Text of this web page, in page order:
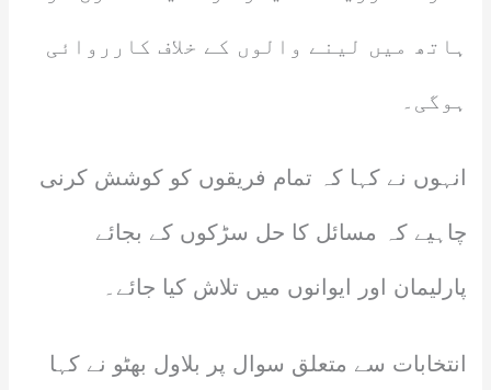
ہاتھ میں لینے والوں کے خلاف کارروائی
ہوگی۔
انہوں نے کہا کہ تمام فریقوں کو کوشش کرنی
چاہیے کہ مسائل کا حل سڑکوں کے بجائے
پارلیمان اور ایوانوں میں تلاش کیا جائے۔
انتخابات سے متعلق سوال پر بلاول بھٹو نے کہا